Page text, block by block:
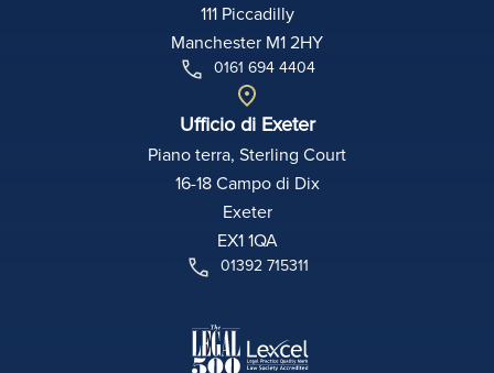
111 Piccadilly
Manchester M1 2HY
0161 694 4404
Ufficio di Exeter
Piano terra, Sterling Court
16-18 Campo di Dix
Exeter
EX1 1QA
01392 715311